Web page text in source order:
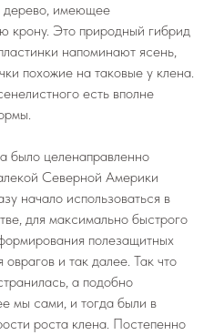
дерево, имеющее
крону. Это природный гибрид
напоминают ясень,
похожие на таковые у клена.
есть вполне
было целенаправленно
Северной Америки
начало использоваться в
для максимально быстрого
полезащитных
и так далее. Так что
а подобно
мы сами, и тогда были в
роста клена. Постепенно